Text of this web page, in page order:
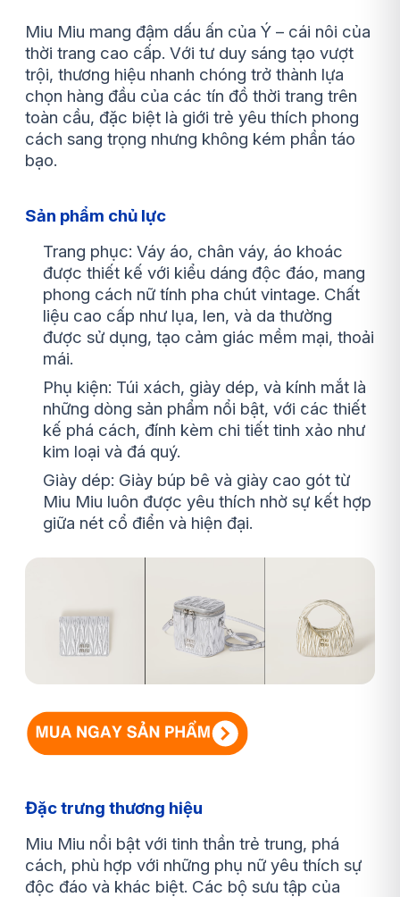
Miu Miu mang đậm dấu ấn của Ý – cái nôi của
thời trang cao cấp. Với tư duy sáng tạo vượt
trội, thương hiệu nhanh chóng trở thành lựa
chọn hàng đầu của các tín đồ thời trang trên
toàn cầu, đặc biệt là giới trẻ yêu thích phong
cách sang trọng nhưng không kém phần táo
bạo.
Sản phẩm chủ lực
Trang phục: Váy áo, chân váy, áo khoác
được thiết kế với kiểu dáng độc đáo, mang
phong cách nữ tính pha chút vintage. Chất
liệu cao cấp như lụa, len, và da thường
được sử dụng, tạo cảm giác mềm mại, thoải
mái.
Phụ kiện: Túi xách, giày dép, và kính mắt là
những dòng sản phẩm nổi bật, với các thiết
kế phá cách, đính kèm chi tiết tinh xảo như
kim loại và đá quý.
Giày dép: Giày búp bê và giày cao gót từ
Miu Miu luôn được yêu thích nhờ sự kết hợp
giữa nét cổ điển và hiện đại.
Đặc trưng thương hiệu
Miu Miu nổi bật với tinh thần trẻ trung, phá
cách, phù hợp với những phụ nữ yêu thích sự
độc đáo và khác biệt. Các bộ sưu tập của